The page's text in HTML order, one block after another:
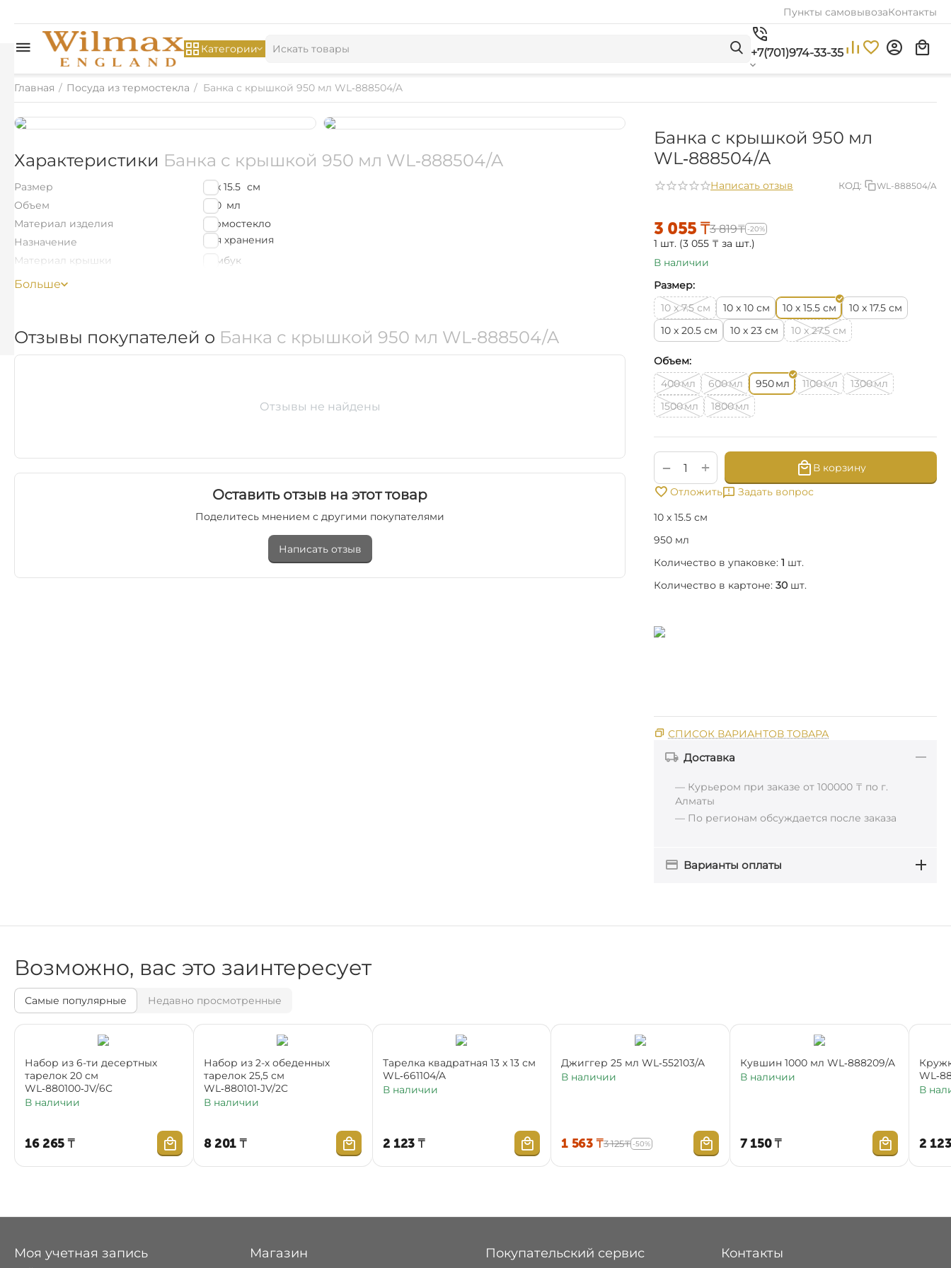
Пункты самовывозаКонтакты
Категории +7(701)974-33-35
Главная / Посуда из термостекла / Банка с крышкой 950 мл WL‑888504/A
Банка с крышкой 950 мл
WL‑888504/A
Написать отзыв КОД: WL-888504/A
3 055 ₸3 819₸ -20%
1 шт. (3 055 ₸ за шт.)
В наличии
Размер:
10 x 7.5см 10 x 10 см 10 x 15.5 см 10 x 17.5 см
10 x 20.5 см 10 x 23 см 10 x 27.5 см
Объем:
400мл 600мл 950мл 1100мл 1300мл
1500мл 1800мл
+
−
В корзину
Отложить
Задать вопрос
10 x 15.5 см
950 мл
Количество в упаковке: 1 шт.
Количество в картоне: 30 шт.
СПИСОК ВАРИАНТОВ ТОВАРА
Доставка
— Курьером при заказе от 100000 ₸ по г.
Алматы
— По регионам обсуждается после заказа
Варианты оплаты
Характеристики Банка с крышкой 950 мл WL‑888504/A
Размер 10 x 15.5 см
Объем
950 мл
Материал изделия
Термостекло
Назначение
для хранения
Материал крышки
Бамбук
Цветная упаковка
Больше
Отзывы покупателей о Банка с крышкой 950 мл WL‑888504/A
Отзывы не найдены
Оставить отзыв на этот товар
Поделитесь мнением с другими покупателями
Написать отзыв
Возможно, вас это заинтересует
Самые популярные Недавно просмотренные
Набор из 6-ти десертных
тарелок 20 см
WL‑880100‑JV/6C
В наличии
16 265₸
Набор из 2-х обеденных
тарелок 25,5 см
WL‑880101‑JV/2C
В наличии
8 201₸
Тарелка квадратная 13 x 13 см
WL‑661104/A
В наличии
2 123₸
Джиггер 25 мл WL‑552103/A
В наличии
1 563 ₸3 125₸ -50%
Кувшин 1000 мл WL‑888209/A
В наличии
7 150₸
В
2 123
Моя учетная запись Магазин Покупательский сервис Контакты